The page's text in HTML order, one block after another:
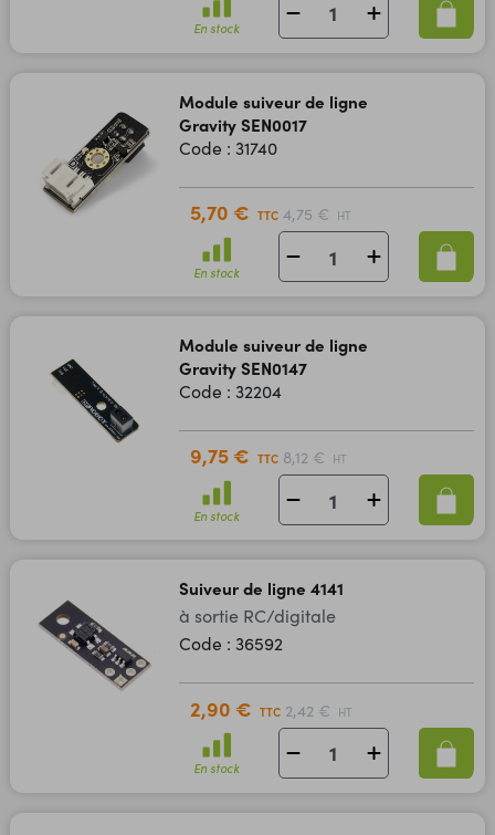
En stock
Module suiveur de ligne
Gravity SEN0017
Code : 31740
5,70 € TTC 4,75 € HT
En stock
Module suiveur de ligne
Gravity SEN0147
Code : 32204
9,75 € TTC 8,12 € HT
En stock
Suiveur de ligne 4141
à sortie RC/digitale
Code : 36592
2,90 € TTC 2,42 € HT
En stock